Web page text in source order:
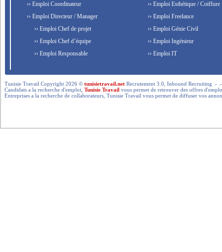
›› Emploi Coordinateur
›› Emploi Directeur / Manager
›› Emploi Chef de projet
›› Emploi Chef d’équipe
›› Emploi Responsable
›› Emploi Esthétique / Coiffure
›› Emploi Freelance
›› Emploi Génie Civil
›› Emploi Ingénieur
›› Emploi IT
Tunisie Travail Copyright 2026 ©tunisietravail.net Recrutement 3.0, Inbound Recruiting .-
Candidats a la recherche d'emploi,Tunisie Travail vous permet de retrouver des offres
Entreprises a la recherche de collaborateurs, Tunisie Travail vous permet de diffuser vos